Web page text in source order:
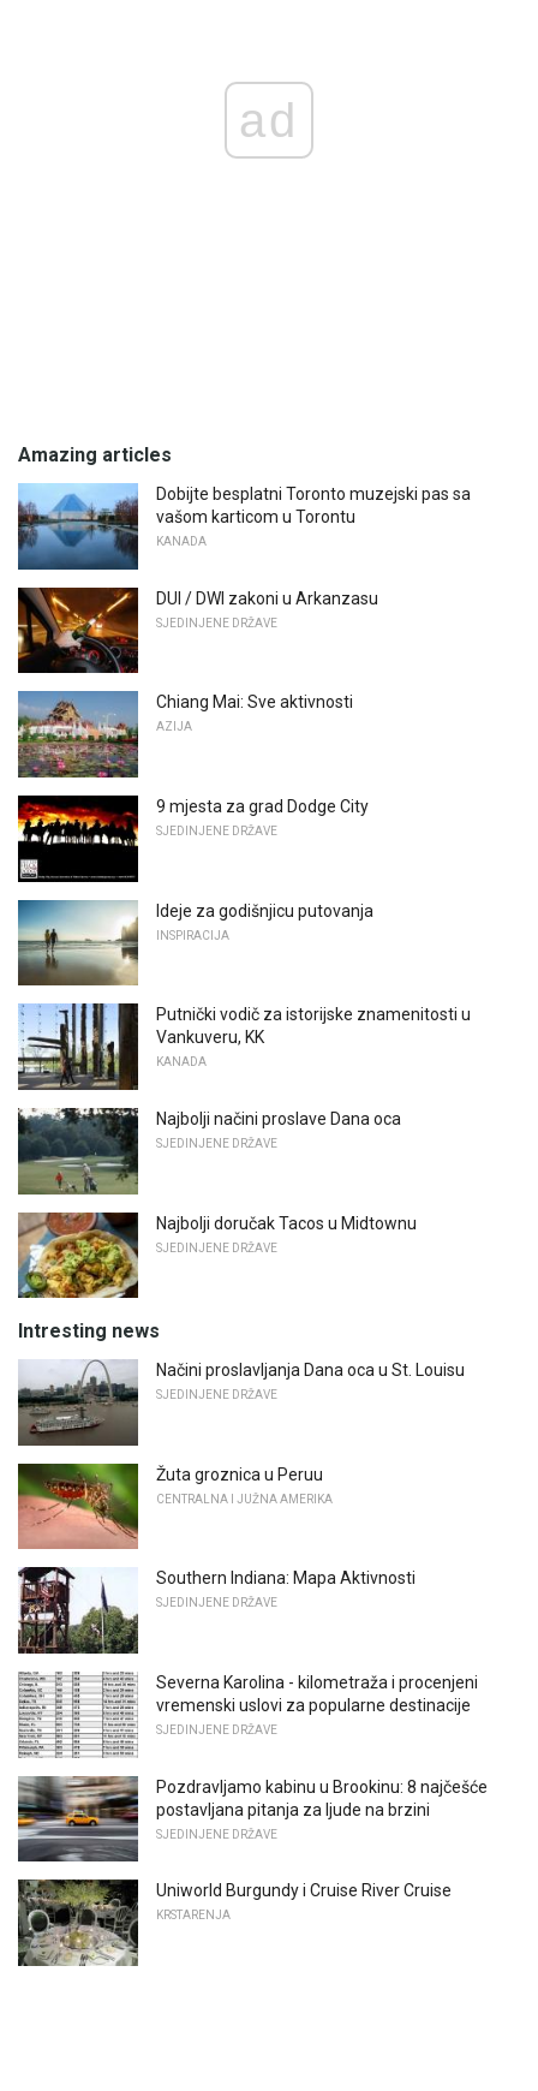
ad
Amazing articles
Dobijte besplatni Toronto muzejski pas sa
vašom karticom u Torontu
KANADA
DUI / DWI zakoni u Arkanzasu
SJEDINJENE DRŽAVE
Chiang Mai: Sve aktivnosti
AZIJA
9 mjesta za grad Dodge City
SJEDINJENE DRŽAVE
Ideje za godišnjicu putovanja
INSPIRACIJA
Putnički vodič za istorijske znamenitosti u
Vankuveru, KK
KANADA
Najbolji načini proslave Dana oca
SJEDINJENE DRŽAVE
Najbolji doručak Tacos u Midtownu
SJEDINJENE DRŽAVE
Intresting news
Načini proslavljanja Dana oca u St. Louisu
SJEDINJENE DRŽAVE
Žuta groznica u Peruu
CENTRALNA I JUŽNA AMERIKA
Southern Indiana: Mapa Aktivnosti
SJEDINJENE DRŽAVE
Severna Karolina - kilometraža i procenjeni
vremenski uslovi za popularne destinacije
SJEDINJENE DRŽAVE
Pozdravljamo kabinu u Brookinu: 8 najčešće
postavljana pitanja za ljude na brzini
SJEDINJENE DRŽAVE
Uniworld Burgundy i Cruise River Cruise
KRSTARENJA